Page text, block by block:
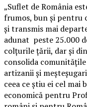
„Suflet de România
frumos, bun și pentru
și transmis mai
adunat peste 25.000
colțurile țării, dar și
consolida
artizanii și
ceea ce știu ei cel mai
economică pentru